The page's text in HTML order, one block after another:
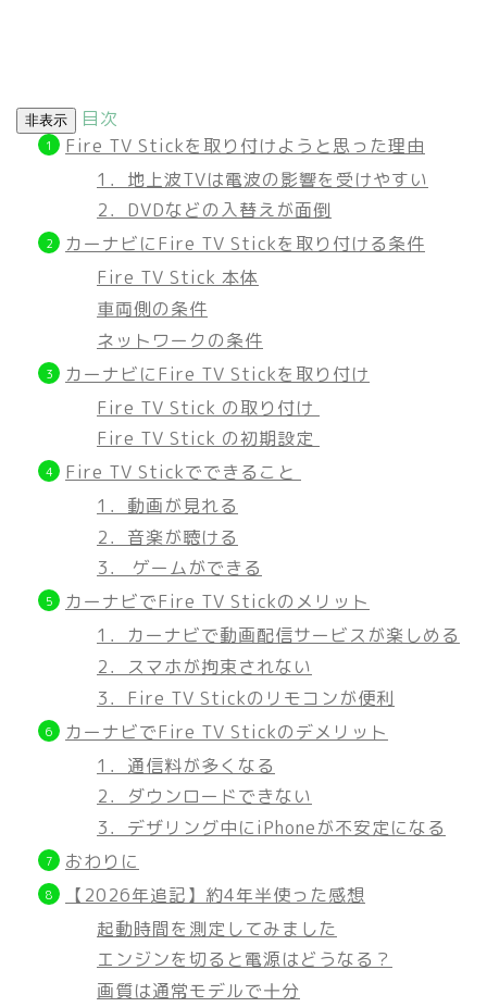
非表示
目次
Fire TV Stickを取り付けようと思った理由
1．地上波TVは電波の影響を受けやすい
2．DVDなどの入替えが面倒
カーナビにFire TV Stickを取り付ける条件
Fire TV Stick 本体
車両側の条件
ネットワークの条件
カーナビにFire TV Stickを取り付け
Fire TV Stick の取り付け
Fire TV Stick の初期設定
Fire TV Stickでできること
1．動画が見れる
2．音楽が聴ける
3． ゲームができる
カーナビでFire TV Stickのメリット
1．カーナビで動画配信サービスが楽しめる
2．スマホが拘束されない
3．Fire TV Stickのリモコンが便利
カーナビでFire TV Stickのデメリット
1．通信料が多くなる
2．ダウンロードできない
3．デザリング中にiPhoneが不安定になる
おわりに
【2026年追記】約4年半使った感想
起動時間を測定してみました
エンジンを切ると電源はどうなる？
画質は通常モデルで十分